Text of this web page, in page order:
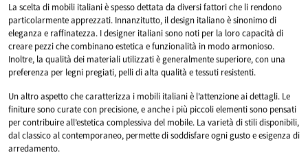
La scelta di mobili italiani è spesso dettata da diversi fattori che li rendono
particolarmente apprezzati. Innanzitutto, il design italiano è sinonimo di
eleganza e raffinatezza. I designer italiani sono noti per la loro capacità di
creare pezzi che combinano estetica e funzionalità in modo armonioso.
Inoltre, la qualità dei materiali utilizzati è generalmente superiore, con una
preferenza per legni pregiati, pelli di alta qualità e tessuti resistenti.
Un altro aspetto che caratterizza i mobili italiani è l’attenzione ai dettagli. Le
finiture sono curate con precisione, e anche i più piccoli elementi sono pensati
per contribuire all’estetica complessiva del mobile. La varietà di stili disponibili,
dal classico al contemporaneo, permette di soddisfare ogni gusto e esigenza di
arredamento.